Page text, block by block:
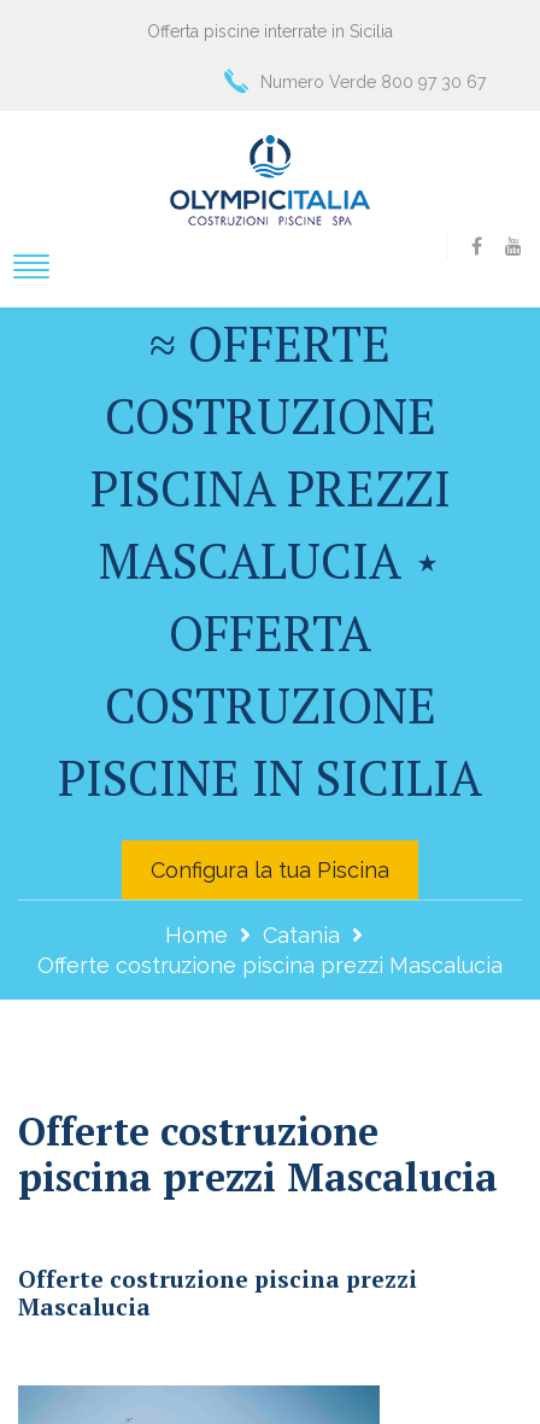
Offerta piscine interrate in Sicilia
Numero Verde 800 97 30 67
≈ OFFERTE
COSTRUZIONE
PISCINA PREZZI
MASCALUCIA ⋆
OFFERTA
COSTRUZIONE
PISCINE IN SICILIA
Configura la tua Piscina
Home
Catania
Offerte costruzione piscina prezzi Mascalucia
Offerte costruzione
piscina prezzi Mascalucia
Offerte costruzione piscina prezzi
Mascalucia